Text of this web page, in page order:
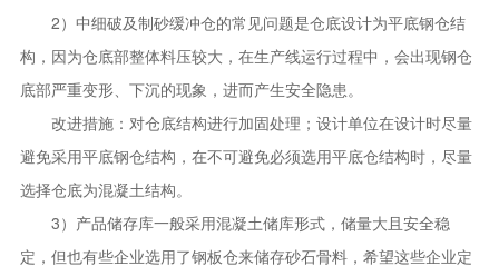
2）中细破及制砂缓冲仓的常见问题是仓底设计为平底钢仓结
构，因为仓底部整体料压较大，在生产线运行过程中，会出现钢仓
底部严重变形、下沉的现象，进而产生安全隐患。
改进措施：对仓底结构进行加固处理；设计单位在设计时尽量
避免采用平底钢仓结构，在不可避免必须选用平底仓结构时，尽量
选择仓底为混凝土结构。
3）产品储存库一般采用混凝土储库形式，储量大且安全稳
定，但也有些企业选用了钢板仓来储存砂石骨料，希望这些企业定